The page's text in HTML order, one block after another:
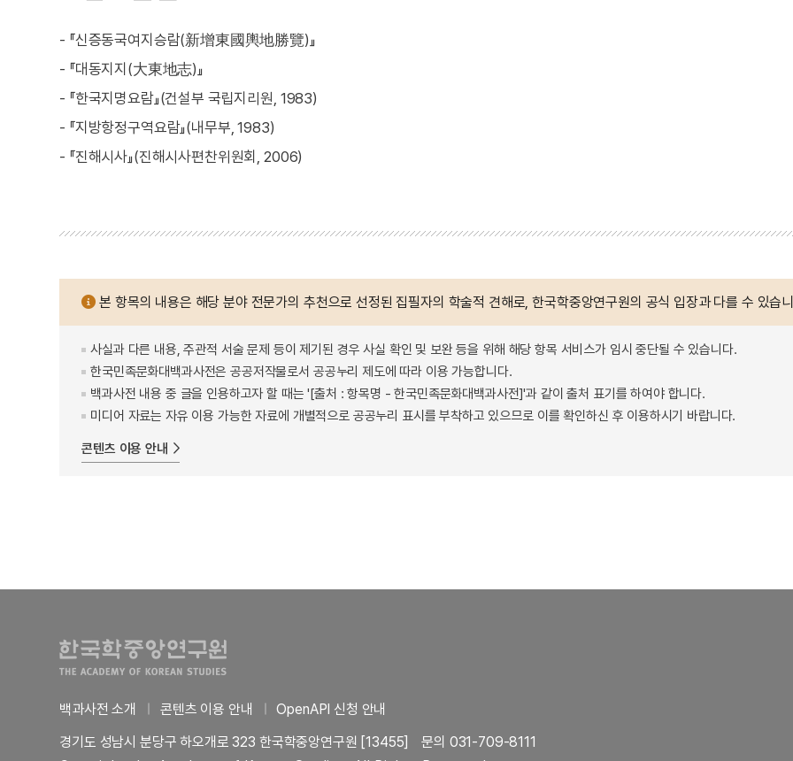
- 『신증동국여지승람(新增東國輿地勝覽)』
- 『대동지지(大東地志)』
- 『한국지명요람』(건설부 국립지리원, 1983)
- 『지방항정구역요람』(내무부, 1983)
- 『진해시사』(진해시사편찬위원회, 2006)
본 항목의 내용은 해당 분야 전문가의 추천으로 선정된 집필자의 학술적 견해로, 한국학중앙연구원의 공식 입장과 다를 수 있습
사실과 다른 내용, 주관적 서술 문제 등이 제기된 경우 사실 확인 및 보완 등을 위해 해당 항목 서비스가 임시 중단될 수 있습니다.
한국민족문화대백과사전은 공공저작물로서 공공누리 제도에 따라 이용 가능합니다.
백과사전 내용 중 글을 인용하고자 할 때는 '[출처 : 항목명 - 한국민족문화대백과사전]'과 같이 출처 표기를 하여야 합니다.
미디어 자료는 자유 이용 가능한 자료에 개별적으로 공공누리 표시를 부착하고 있으므로 이를 확인하신 후 이용하시기 바랍니다.
콘텐츠 이용 안내
백과사전 소개 콘텐츠 이용 안내
OpenAPI 신청 안내
경기도 성남시 분당구 하오개로 323 한국학중앙연구원 [13455]
문의 031-709-8111